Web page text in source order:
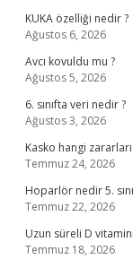
KUKA özelliği nedir ?
Ağustos 6, 2026
Avcı kovuldu mu ?
Ağustos 5, 2026
6. sınıfta veri nedir ?
Ağustos 3, 2026
Kasko hangi
Temmuz 24, 2026
Hoparlör nedir 5.
Temmuz 22, 2026
Uzun süreli D
Temmuz 18, 2026